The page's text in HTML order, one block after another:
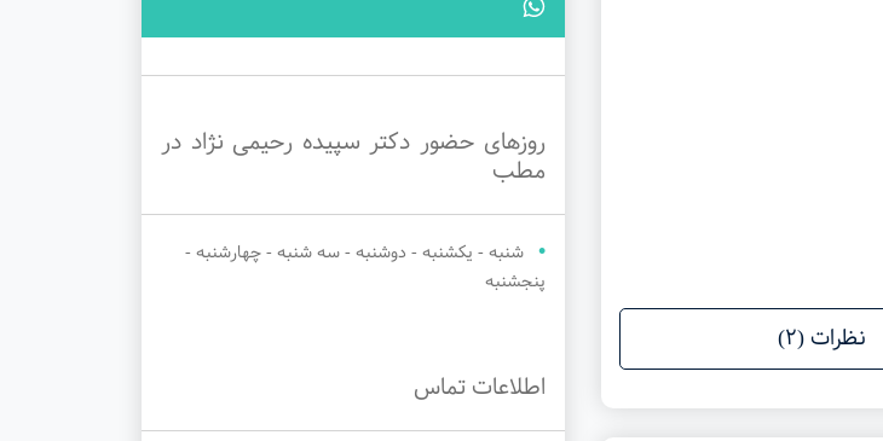
نظرات (2)
روزهای حضور دکتر سپیده رحیمی نژاد در
مطب
شنبه - یکشنبه - دوشنبه - سه شنبه - چهارشنبه -
پنجشنبه
اطلاعات تماس